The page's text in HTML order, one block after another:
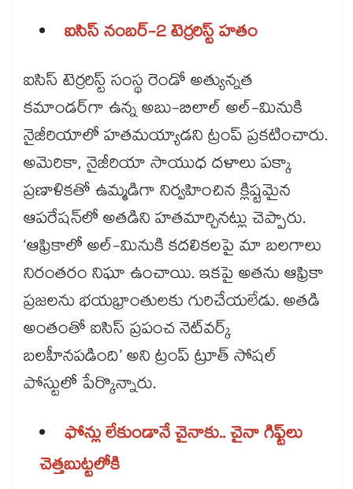
ఐసిస్ నంబర్-2 టెర్రరిస్ట్ హతం
ఐసిస్ టెర్రరిస్ట్ సంస్థ రెండో అత్యున్నత
కమాండర్‌‌గా ఉన్న అబు-బిలాల్ అల్-మినుకి
నైజీరియాలో హతమయ్యాడని ట్రంప్ ప్రకటించారు.
అమెరికా, నైజీరియా సాయుధ దళాలు పక్కా
ప్రణాళికతో ఉమ్మడిగా నిర్వహించిన క్లిష్టమైన
ఆపరేషన్‌‌లో అతడిని హతమార్చినట్లు చెప్పారు.
‘ఆఫ్రికాలో అల్-మినుకి కదలికలపై మా బలగాలు
నిరంతరం నిఘా ఉంచాయి. ఇకపై అతను ఆఫ్రికా
ప్రజలను భయభ్రాంతులకు గురిచేయలేడు. అతడి
అంతంతో ఐసిస్ ప్రపంచ నెట్‌‌వర్క్
బలహీనపడింది’ అని ట్రంప్ ట్రూత్ సోషల్
పోస్టులో పేర్కొన్నారు.
ఫోన్లు లేకుండానే చైనాకు.. చైనా గిఫ్ట్​లు
చెత్తబుట్టలోకి